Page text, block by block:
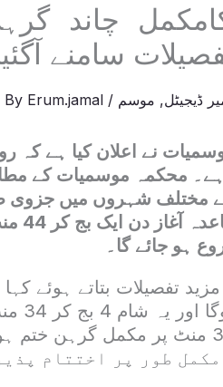
چاند
سامنے
ڈیجیٹل, موسم /
By Erum.jamal
ہے۔ محکمہ موسمیات کے
مختلف شہروں میں جزوی
ہو جائے گا۔